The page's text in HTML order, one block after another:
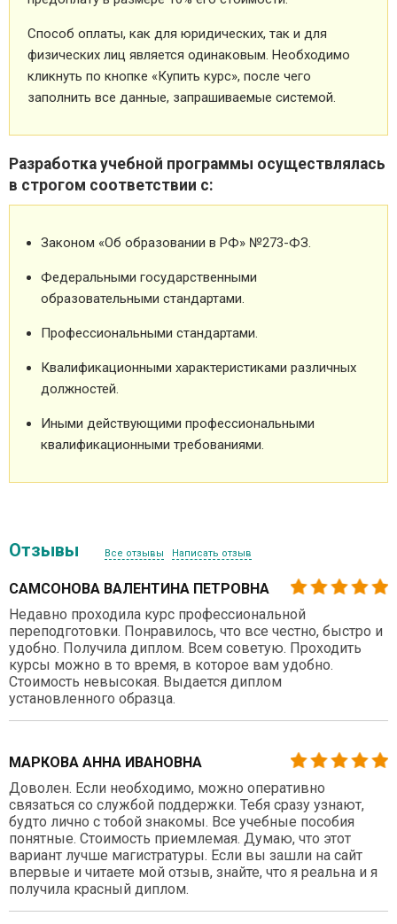
Способ оплаты, как для юридических, так и для
физических лиц является одинаковым. Необходимо
кликнуть по кнопке «Купить курс», после чего
заполнить все данные, запрашиваемые системой.
Разработка учебной программы осуществлялась
в строгом соответствии с:
Законом «Об образовании в РФ» №273-ФЗ.
Федеральными государственными
образовательными стандартами.
Профессиональными стандартами.
Квалификационными характеристиками различных
должностей.
Иными действующими профессиональными
квалификационными требованиями.
Отзывы Все отзывы Написать отзыв
САМСОНОВА ВАЛЕНТИНА ПЕТРОВНА
Недавно проходила курс профессиональной
переподготовки. Понравилось, что все честно, быстро и
удобно. Получила диплом. Всем советую. Проходить
курсы можно в то время, в которое вам удобно.
Стоимость невысокая. Выдается диплом
установленного образца.
МАРКОВА АННА ИВАНОВНА
Доволен. Если необходимо, можно оперативно
связаться со службой поддержки. Тебя сразу узнают,
будто лично с тобой знакомы. Все учебные пособия
понятные. Стоимость приемлемая. Думаю, что этот
вариант лучше магистратуры. Если вы зашли на сайт
впервые и читаете мой отзыв, знайте, что я реальна и я
получила красный диплом.